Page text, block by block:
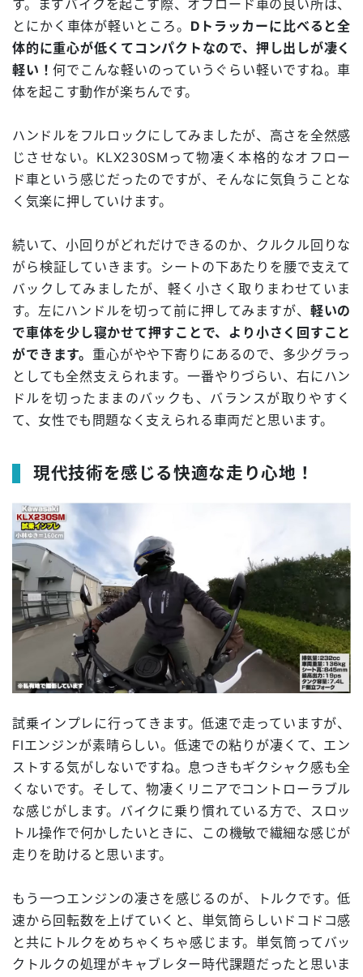
す。まずバイクを起こす際、オフロード車の良い所は、
とにかく車体が軽いところ。 Dトラッカーに比べると全
体的に重心が低くてコンパクトなので、押し出しが凄く
軽い！何でこんな軽いのっていうぐらい軽いですね。車
体を起こす動作が楽ちんです。
ハンドルをフルロックにしてみましたが、高さを全然感
じさせない。KLX230SMって物凄く本格的なオフロー
ド車という感じだったのですが、そんなに気負うことな
く気楽に押していけます。
続いて、小回りがどれだけできるのか、クルクル回りな
がら検証していきます。シートの下あたりを腰で支えて
バックしてみましたが、軽く小さく取りまわせていま
す。左にハンドルを切って前に押してみますが、 軽いの
で車体を少し寝かせて押すことで、より小さく回すこと
ができます。 重心がやや下寄りにあるので、多少グラっ
としても全然支えられます。一番やりづらい、右にハン
ドルを切ったままのバックも、バランスが取りやすく
て、女性でも問題なく支えられる車両だと思います。
現代技術を感じる快適な走り心地！
試乗インプレに行ってきます。低速で走っていますが、
FIエンジンが素晴らしい。低速での粘りが凄くて、エン
ストする気がしないですね。息つきもギクシャク感も全
くないです。そして、物凄くリニアでコントローラブル
な感じがします。バイクに乗り慣れている方で、スロッ
トル操作で何かしたいときに、この機敏で繊細な感じが
走りを助けると思います。
もう一つエンジンの凄さを感じるのが、トルクです。低
速から回転数を上げていくと、単気筒らしいドコドコ感
と共にトルクをめちゃくちゃ感じます。単気筒ってバッ
クトルクの処理がキャブレター時代課題だったと思いま